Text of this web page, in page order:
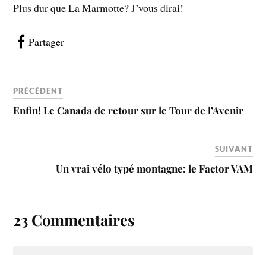
Plus dur que La Marmotte? J’vous dirai!
Partager
PRÉCÉDENT
Enfin! Le Canada de retour sur le Tour de l’Avenir
SUIVANT
Un vrai vélo typé montagne: le Factor VAM
23 Commentaires